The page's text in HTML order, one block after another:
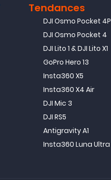
Tendances
DJI Osmo Pocket 4P
DJI Osmo Pocket 4
DJI Lito 1 & DJI Lito X1
GoPro Hero 13
Insta360 X5
Insta360 X4 Air
DJI Mic 3
DJI RS5
Antigravity A1
Insta360 Luna Ultra